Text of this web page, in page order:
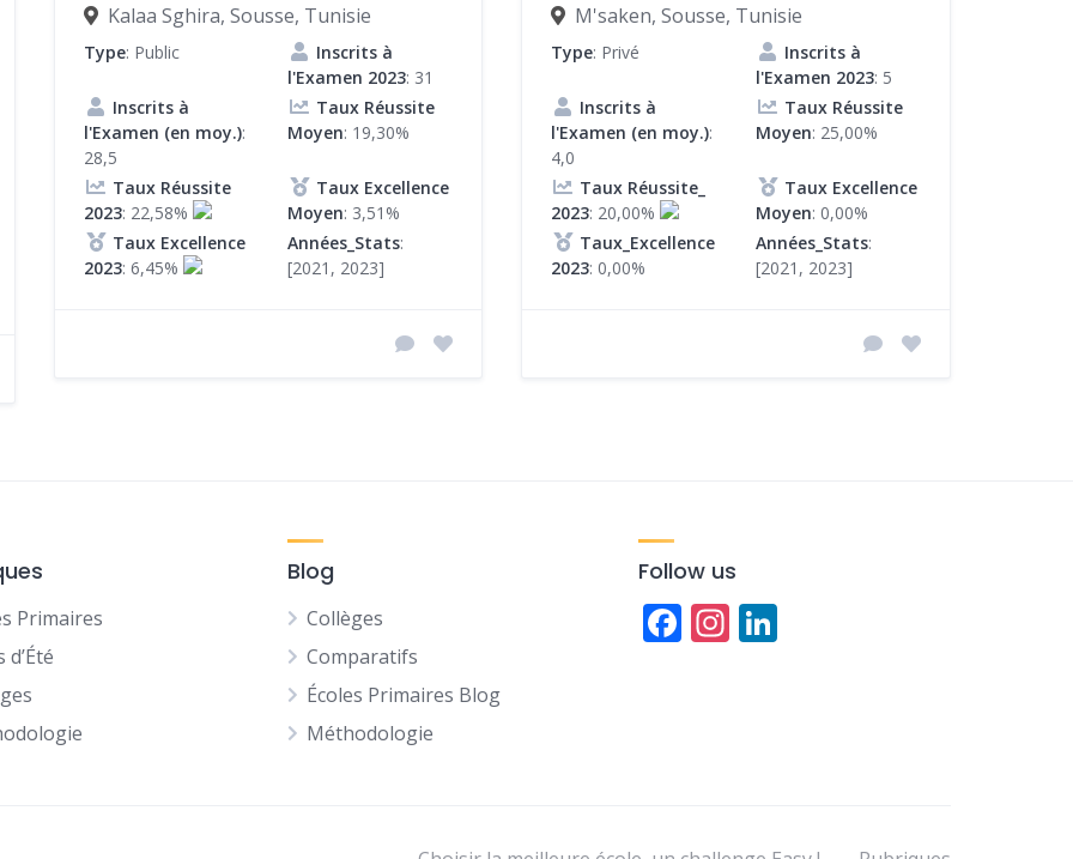
Kalaa Sghira, Sousse, Tunisie
Type: Public
Inscrits à
l'Examen 2023: 31
Inscrits à
l'Examen (en moy.):
28,5
Taux Réussite
Moyen: 19,30%
Taux Réussite
2023: 22,58%
Taux Excellence
Moyen: 3,51%
Taux Excellence
2023: 6,45%
Années_Stats:
[2021, 2023]
M'saken, Sousse, Tunisie
Type: Privé
Inscrits à
l'Examen 2023: 5
Inscrits à
l'Examen (en moy.):
4,0
Taux Réussite
Moyen: 25,00%
Taux Réussite_
2023: 20,00%
Taux Excellence
Moyen: 0,00%
Taux_Excellence
2023: 0,00%
Années_Stats:
[2021, 2023]
Primaires
d’Été
Blog
Collèges
Comparatifs
Écoles Primaires Blog
Méthodologie
Follow us
Facebook
Instagram